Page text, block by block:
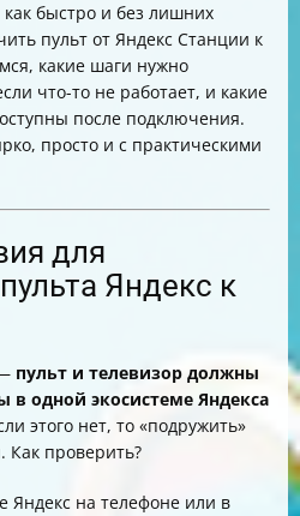
к Wi-Fi или сети для
процесс сопряжения и
успешно?
к нескольким
и их решения
телевизорам
информация
батареек пульта
подключения
быстро и без лишних
пульт от Яндекс Станции к
какие шаги нужно
что-то не работает, и какие
после подключения.
просто и с практическими
для
Яндекс к
пульт и телевизор должны
в одной экосистеме Яндекса
этого нет, то «подружить»
Как проверить?
Яндекс на телефоне или в